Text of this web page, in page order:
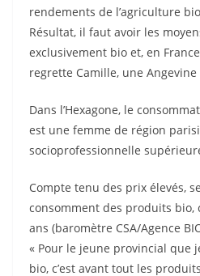
rendements de l’agriculture
Résultat, il faut avoir les
exclusivement bio et, en
regrette Camille, une Angevine
Dans l’Hexagone, le
est une femme de région
socioprofessionnelle
Compte tenu des prix élevés,
consomment des produits bio,
ans (baromètre CSA/Agence
« Pour le jeune provincial que
bio, c’est avant tout les